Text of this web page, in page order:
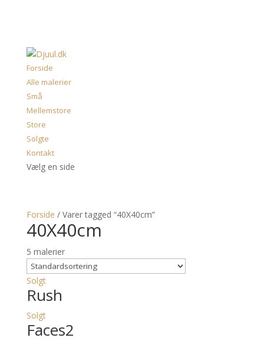
Forside
Alle malerier
Små
Mellemstore
Store
Solgte
Kontakt
Vælg en side
Forside / Varer tagged “40X40cm”
40X40cm
5 malerier
Solgt
Rush
Solgt
Faces2